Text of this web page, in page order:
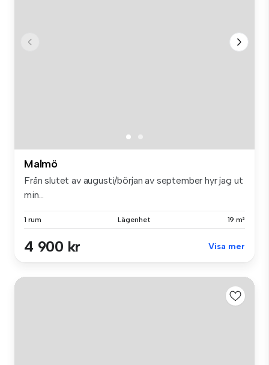
Malmö
Från slutet av augusti/början av september hyr jag ut
min...
1 rum Lägenhet 19 m²
4 900 kr Visa mer